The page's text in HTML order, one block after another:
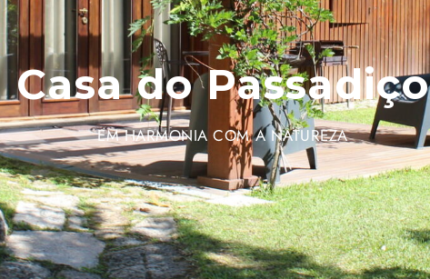
Casa do Passadiço
EM HARMONIA COM A NATUREZA